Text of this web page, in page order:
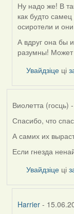
In
reply
to
by
Feather
Ну надо же! В
как будто
осиротели и
А вдруг она бы
разумны! Может
Увайдзіце ці
Виолетта (госць)
Спасибо, что
А самих их
Если гнезда
Увайдзіце ці
Harrier -